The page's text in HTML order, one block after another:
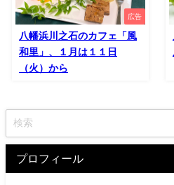
広告
八幡浜川之石のカフェ「風
和里」、１月は１１日
（火）から
プロフィール